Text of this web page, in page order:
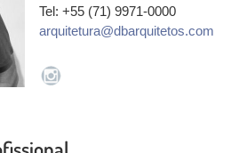
Tel: +55 (71) 9971-0000
arquitetura@dbarquitetos.com